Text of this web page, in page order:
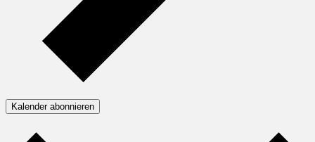
Kalender abonnieren